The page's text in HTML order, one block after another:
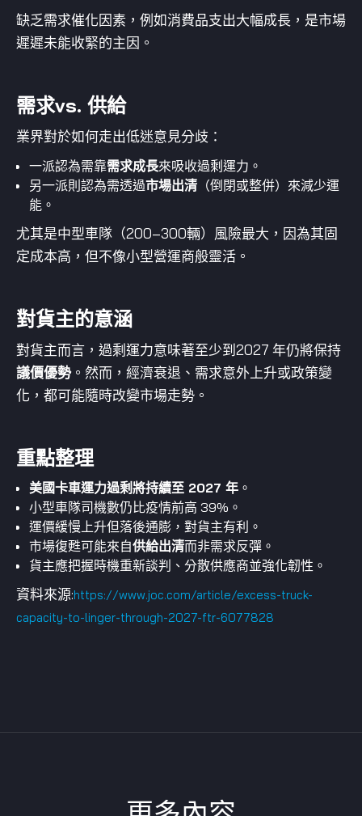
缺乏需求催化因素，例如消費品支出大幅成長，是市場
遲遲未能收緊的主因。
需求vs. 供給
業界對於如何走出低迷意見分歧：
一派認為需靠需求成長來吸收過剩運力。
另一派則認為需透過市場出清 （倒閉或整併）來減少運
能。
尤其是中型車隊（200–300輛）風險最大，因為其固
定成本高，但不像小型營運商般靈活。
對貨主的意涵
對貨主而言，過剩運力意味著至少到2027 年仍將保持
議價優勢。然而，經濟衰退、需求意外上升或政策變
化，都可能隨時改變市場走勢。
重點整理
美國卡車運力過剩將持續至 2027 年 。
小型車隊司機數仍比疫情前高 39%。
運價緩慢上升但落後通膨，對貨主有利。
市場復甦可能來自供給出清而非需求反彈。
貨主應把握時機重新談判、分散供應商並強化韌性。
資料來源:https://www.joc.com/article/excess-truck-
capacity-to-linger-through-2027-ftr-6077828